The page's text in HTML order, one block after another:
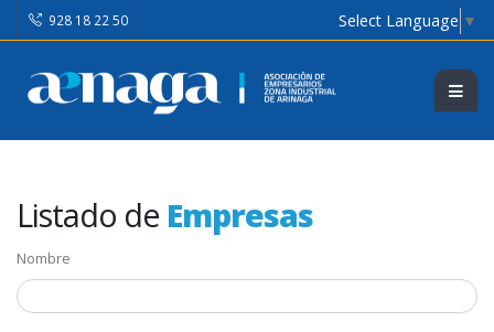
928 18 22 50 Select Language ▼
Listado de Empresas
Nombre